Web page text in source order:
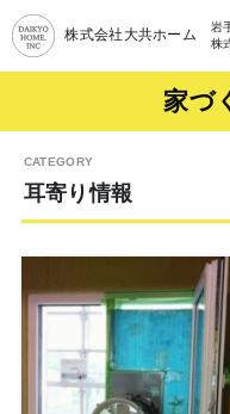
株式会社大共ホーム
岩
株
家づ
⽿寄り情報